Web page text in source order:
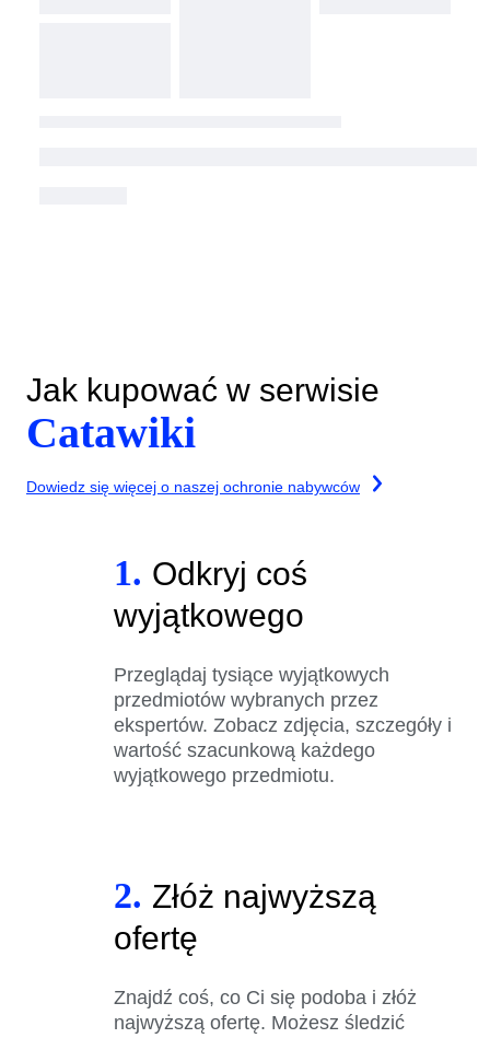
Jak kupować w serwisie
Catawiki
Dowiedz się więcej o naszej ochronie nabywców
1. Odkryj coś
wyjątkowego
Przeglądaj tysiące wyjątkowych
przedmiotów wybranych przez
ekspertów. Zobacz zdjęcia, szczegóły i
wartość szacunkową każdego
wyjątkowego przedmiotu.
2. Złóż najwyższą
ofertę
Znajdź coś, co Ci się podoba i złóż
najwyższą ofertę. Możesz śledzić